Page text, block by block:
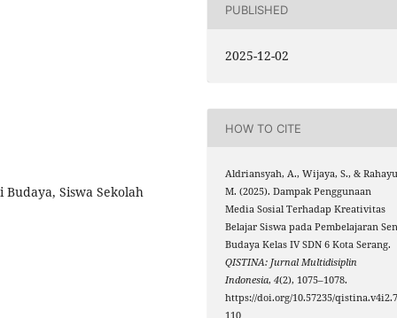
Siswa Sekolah
PUBLISHED
2025-12-02
HOW TO CITE
Aldriansyah, A., Wijaya, S., &
M. (2025). Dampak Penggunaan
Media Sosial Terhadap Kreativitas
Belajar Siswa pada Pembelajaran
Budaya Kelas IV SDN 6 Kota Serang.
QISTINA: Jurnal Multidisiplin
Indonesia,4(2), 1075–1078.
https://doi.org/10.57235/
110